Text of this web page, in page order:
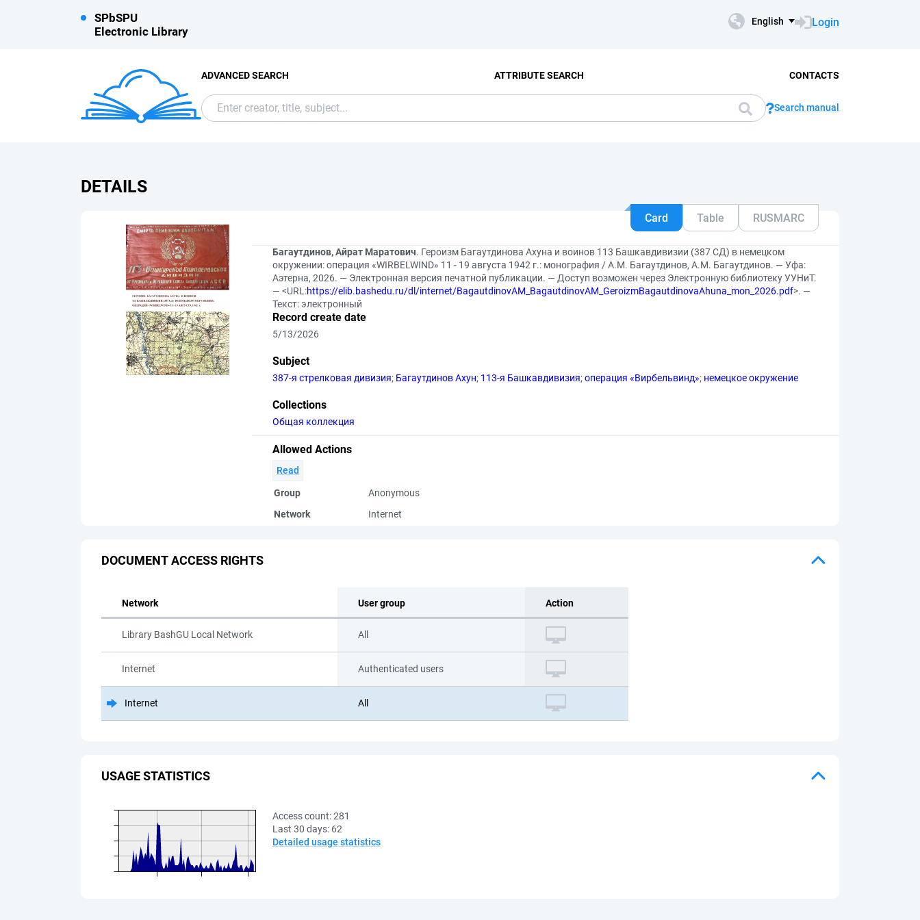
SPbSPU
Electronic Library
English Login
ADVANCED SEARCH ATTRIBUTE SEARCH CONTACTS
Search manual
DETAILS
Card Table RUSMARC
Багаутдинов, Айрат Маратович. Героизм Багаутдинова Ахуна и воинов 113 Башкавдивизии (387 СД) в немецком
окружении: операция «WIRBELWIND» 11 - 19 августа 1942 г.: монография / А.М. Багаутдинов, А.М. Багаутдинов. — Уфа:
Аэтерна, 2026. — Электронная версия печатной публикации. — Доступ возможен через Электронную библиотеку УУНиТ.
— <URL:https://elib.bashedu.ru/dl/internet/BagautdinovAM_BagautdinovAM_GeroizmBagautdinovaAhuna_mon_2026.pdf>. —
Текст: электронный
Record create date
5/13/2026
Subject
387-я стрелковая дивизия; Багаутдинов Ахун; 113-я Башкавдивизия;операция «Вирбельвинд»; немецкое окружение
Collections
Общая коллекция
Allowed Actions
Read
Group
Anonymous
Network
Internet
DOCUMENT ACCESS RIGHTS
Network User group Action
Library BashGU Local Network All
Internet Authenticated users
Internet All
USAGE STATISTICS
Access count:281
Last 30 days: 62
Detailed usage statistics